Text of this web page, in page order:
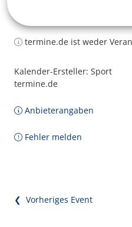
termine.de ist weder
Kalender-Ersteller: Sport
termine.de
Anbieterangaben
Fehler melden
❮ Vorheriges Event